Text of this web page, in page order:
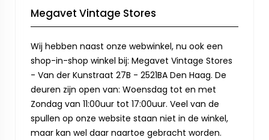
Megavet Vintage Stores
Wij hebben naast onze webwinkel, nu ook een
shop-in-shop winkel bij: Megavet Vintage Stores
- Van der Kunstraat 27B - 2521BA Den Haag. De
deuren zijn open van: Woensdag tot en met
Zondag van 11:00uur tot 17:00uur. Veel van de
spullen op onze website staan niet in de winkel,
maar kan wel daar naartoe gebracht worden.